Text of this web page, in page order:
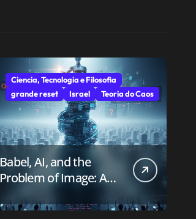
Ciencia, Tecnologia e Filosofia
grande reset
Israel Teoria do Caos
Babel, AI, and the
Problem of Image: A